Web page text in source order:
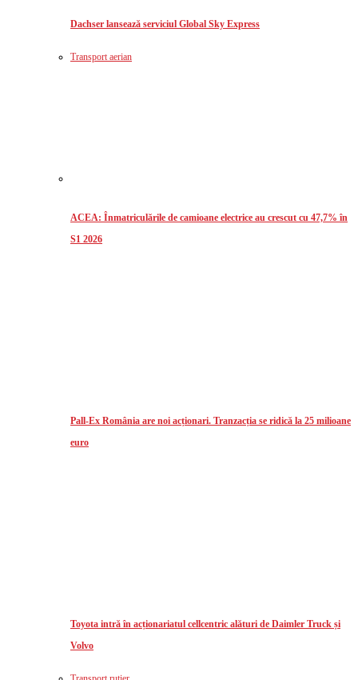
Dachser lansează serviciul Global Sky Express
Transport aerian
ACEA: Înmatriculările de camioane electrice au crescut cu 47,7% în
S1 2026
Pall-Ex România are noi acționari. Tranzacția se ridică la 25 milioane
euro
Toyota intră în acționariatul cellcentric alături de Daimler Truck și
Volvo